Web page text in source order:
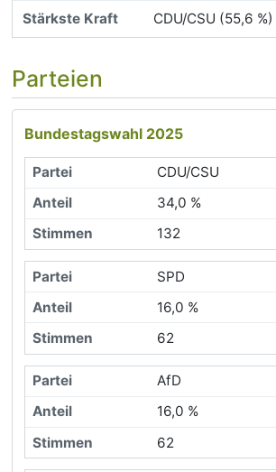
CDU/CSU (55,6 %)
Parteien
Bundestagswahl 2025
CDU/CSU
34,0 %
132
SPD
16,0 %
62
AfD
16,0 %
62